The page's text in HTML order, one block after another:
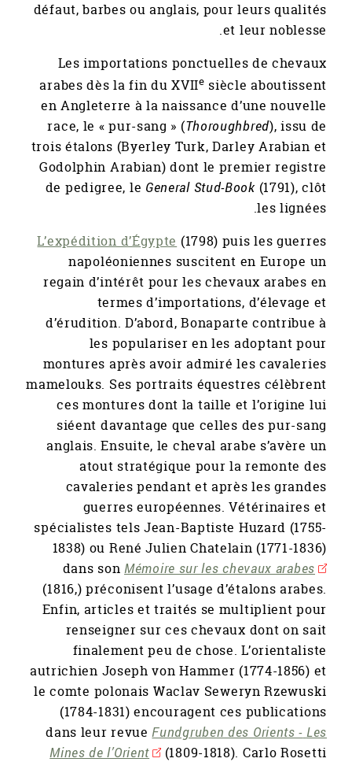
défaut, barbes ou anglais, pour leurs qualités
et leur noblesse.
Les importations ponctuelles de chevaux
arabes dès la fin du XVIIe siècle aboutissent
en Angleterre à la naissance d’une nouvelle
race, le « pur-sang » (Thoroughbred), issu de
trois étalons (Byerley Turk, Darley Arabian et
Godolphin Arabian) dont le premier registre
de pedigree, leGeneral Stud-Book (1791), clôt
les lignées.
L’expédition d’Égypte (1798) puis les guerres
napoléoniennes suscitent en Europe un
regain d’intérêt pour les chevaux arabes en
termes d’importations, d’élevage et
d’érudition. D’abord, Bonaparte contribue à
les populariser en les adoptant pour
montures après avoir admiré les cavaleries
mamelouks. Ses portraits équestres célèbrent
ces montures dont la taille et l’origine lui
siéent davantage que celles des pur-sang
anglais. Ensuite, le cheval arabe s’avère un
atout stratégique pour la remonte des
cavaleries pendant et après les grandes
guerres européennes. Vétérinaires et
spécialistes tels Jean-Baptiste Huzard (1755-
1838) ou René Julien Chatelain (1771-1836)
dans sonMémoire sur les chevaux arabes
(1816,) préconisent l’usage d’étalons arabes.
Enfin, articles et traités se multiplient pour
renseigner sur ces chevaux dont on sait
finalement peu de chose. L’orientaliste
autrichien Joseph von Hammer (1774-1856) et
le comte polonais Waclav Seweryn Rzewuski
(1784-1831) encouragent ces publications
dans leur revueFundgruben des Orients - Les
Mines de l’Orient
(1809-1818). Carlo Rosetti